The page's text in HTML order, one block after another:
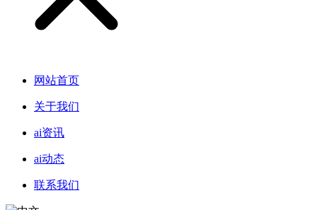
网站首页
关于我们
ai资讯
ai动态
联系我们